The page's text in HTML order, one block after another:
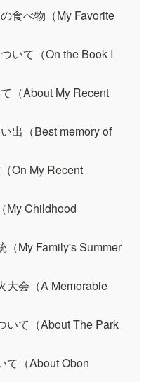
食べ物（My Favorite
いて（On the Book I
（About My Recent
出（Best memory of
On My Recent
My Childhood
（My Family's Summer
大会（A Memorable
いて（About The Park
て（About Obon